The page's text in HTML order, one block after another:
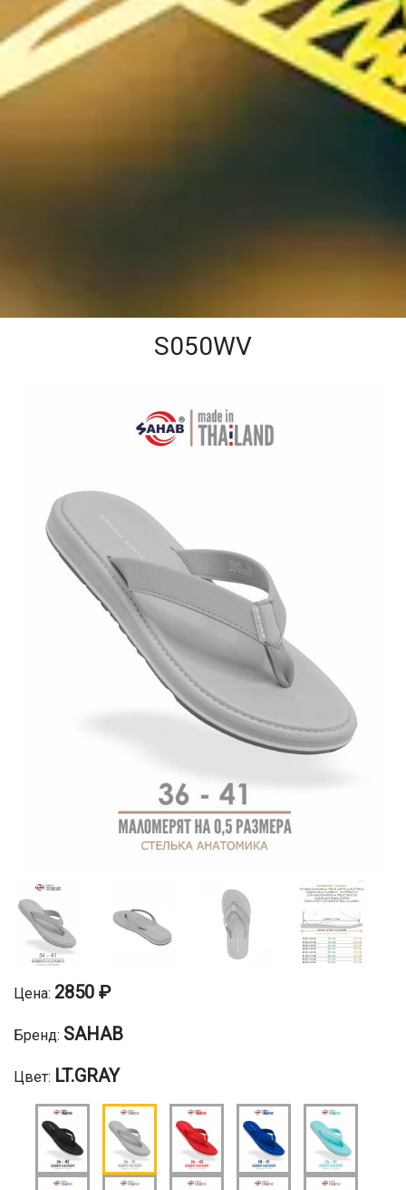
S050WV
Цена: 2850 ₽
Бренд: SAHAB
Цвет: LT.GRAY